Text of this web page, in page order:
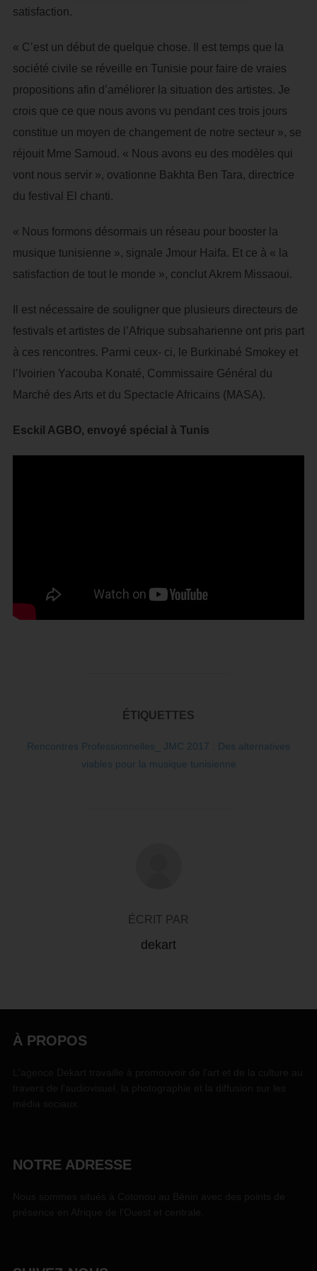
satisfaction.
« C’est un début de quelque chose. Il est temps que la
société civile se réveille en Tunisie pour faire de vraies
propositions afin d’améliorer la situation des artistes. Je
crois que ce que nous avons vu pendant ces trois jours
constitue un moyen de changement de notre secteur », se
réjouit Mme Samoud. « Nous avons eu des modèles qui
vont nous servir », ovationne Bakhta Ben Tara, directrice
du festival El chanti.
« Nous formons désormais un réseau pour booster la
musique tunisienne », signale Jmour Haifa. Et ce à « la
satisfaction de tout le monde », conclut Akrem Missaoui.
Il est nécessaire de souligner que plusieurs directeurs de
festivals et artistes de l’Afrique subsaharienne ont pris part
à ces rencontres. Parmi ceux- ci, le Burkinabé Smokey et
l’Ivoirien Yacouba Konaté, Commissaire Général du
Marché des Arts et du Spectacle Africains (MASA).
Esckil AGBO, envoyé spécial à Tunis
ÉTIQUETTES
Rencontres Professionnelles_ JMC 2017 : Des alternatives
viables pour la musique tunisienne
ÉCRIT PAR
dekart
À PROPOS
NOTRE ADRESSE